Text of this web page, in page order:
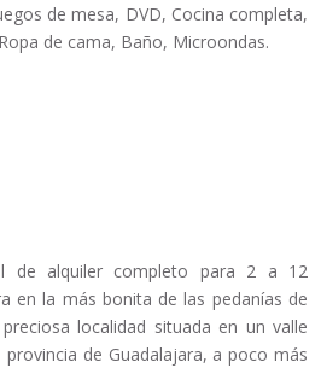
de mesa, DVD, Cocina completa,
de cama, Baño, Microondas.
de alquiler completo para 2 a 12
en la más bonita de las pedanías de
localidad situada en un valle
de Guadalajara, a poco más